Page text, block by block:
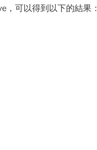
可以得到以下的結果：